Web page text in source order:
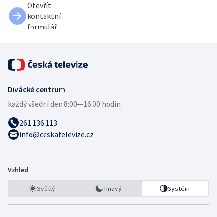
Otevřít
kontaktní
formulář
Divácké centrum
každý všední den:8:00—16:00 hodin
261 136 113
info@ceskatelevize.cz
Vzhled
Světlý Tmavý Systém